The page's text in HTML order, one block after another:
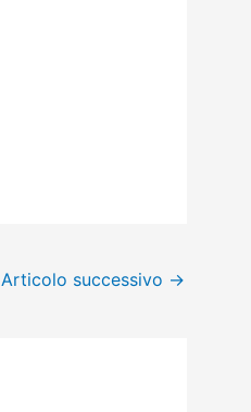
Articolo successivo →